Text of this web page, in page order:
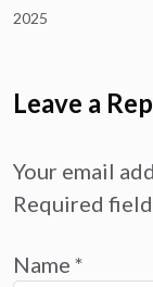
2025
Leave a
Your email
Required
Name *